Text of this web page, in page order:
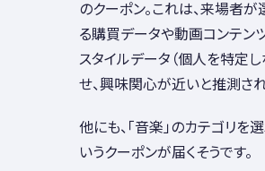
のクーポン。これは、来場者
る購買データや動画コンテン
スタイルデータ（個人を特定
せ、興味関心が近いと推測さ
他にも、「音楽」のカテゴリを
いうクーポンが届くそうです。